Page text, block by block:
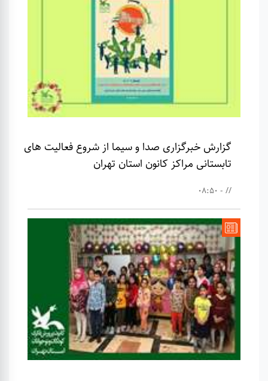
گزارش خبرگزاری صدا و سیما از شروع فعالیت های
تابستانی مراکز کانون استان تهران
// - 08:50